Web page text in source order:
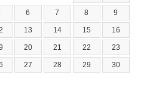
6 7 8 9
13 14 15 16
20 21 22 23
27 28 29 30